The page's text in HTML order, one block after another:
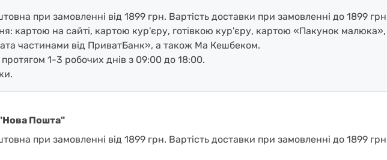
при замовленні від 1899 грн. Вартість доставки при замовленні до 1899
картою на сайті, картою кур'єру, готівкою кур'єру, картою «Пакунок
частинами від ПриватБанк», а також Ма Кешбеком.
1-3 робочих днів з 09:00 до 18:00.
Пошта"
при замовленні від 1899 грн. Вартість доставки при замовленні до 1899